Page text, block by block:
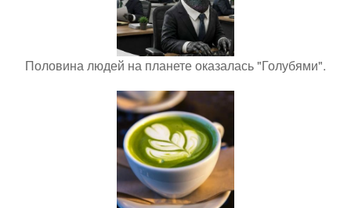
Половина людей на планете оказалась "Голубями".